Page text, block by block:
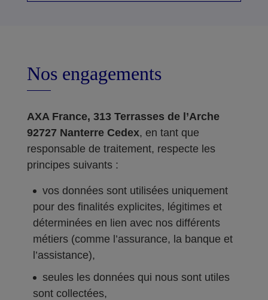
Nos engagements
AXA France, 313 Terrasses de l’Arche
92727 Nanterre Cedex, en tant que
responsable de traitement, respecte les
principes suivants :
vos données sont utilisées uniquement
pour des finalités explicites, légitimes et
déterminées en lien avec nos différents
métiers (comme l’assurance, la banque et
l’assistance),
seules les données qui nous sont utiles
sont collectées,